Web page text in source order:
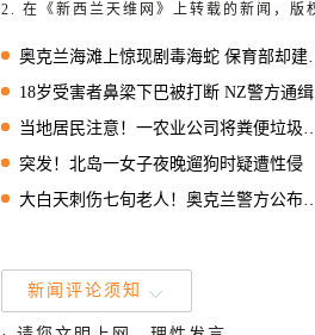
2. 在《新西兰天维网》上转载的新闻，版
奥克兰海滩上惊现剧毒海蛇 保育部却建议“放生”
18岁受害者鼻梁下巴被打断 NZ警方通缉施暴男子
当地居民注意！一农业公司将粪便垃圾排入水道被判罚4.9万刀
突发！北岛一女子夜晚遛狗时疑遭性侵
大白天刺伤七旬老人！奥克兰警方公布监控画面寻凶徒
新闻评论须知